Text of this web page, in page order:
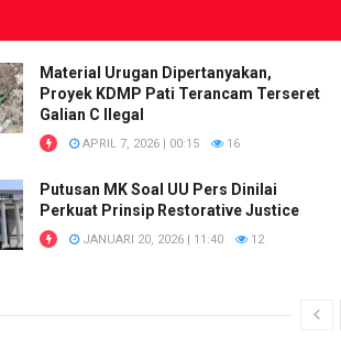
Material Urugan Dipertanyakan,
Proyek KDMP Pati Terancam Terseret
Galian C Ilegal
APRIL 7, 2026 | 00:15 16
Putusan MK Soal UU Pers Dinilai
Perkuat Prinsip Restorative Justice
JANUARI 20, 2026 | 11:40 12